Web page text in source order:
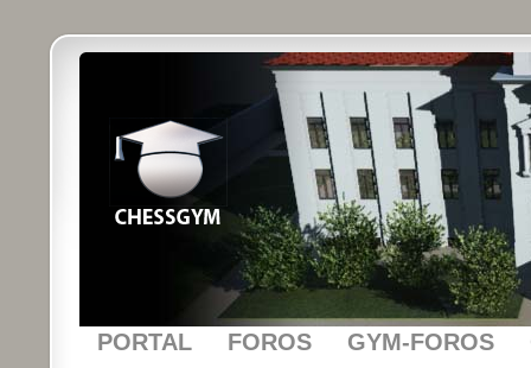
PORTAL FOROS GYM-FOROS